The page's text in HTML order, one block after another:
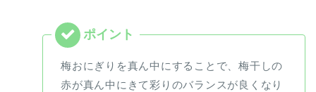
梅おにぎりを真ん中にすることで、梅干しの
赤が真ん中にきて彩りのバランスが良くなり